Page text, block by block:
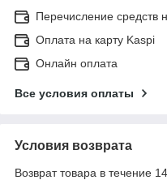
Перечисление средств
Оплата на карту Kaspi
Онлайн оплата
Все условия оплаты
Условия возврата
Возврат товара в течение